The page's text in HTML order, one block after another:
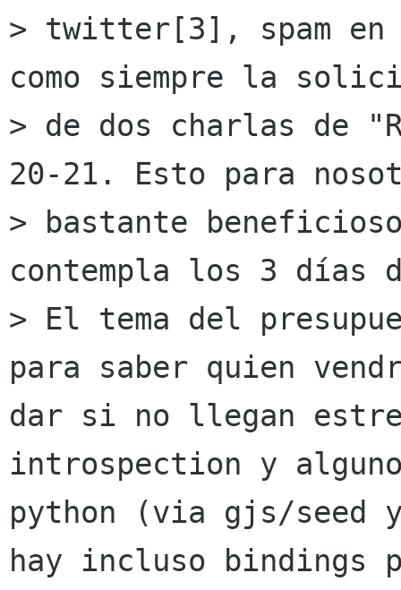
> twitter[3], spam
como siempre la
> de dos charlas de
20-21. Esto para
> bastante
contempla los 3 días
> El tema del
para saber quien
dar si no llegan
introspection y
python (via gjs/seed
hay incluso bindings